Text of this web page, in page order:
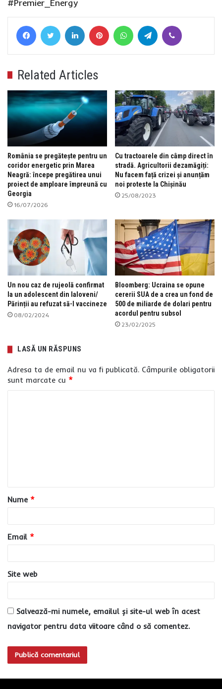
#Premier_Energy
FacebookTwitter LinkedIn Pinterest WhatsAppTelegram
Related Articles
România se pregătește pentru un
coridor energetic prin Marea
Neagră: începe pregătirea unui
proiect de amploare împreună cu
Georgia
16/07/2026
Cu tractoarele din câmp direct în
stradă. Agricultorii dezamăgiți:
Nu facem față crizei și anunțăm
noi proteste la Chișinău
25/08/2023
Un nou caz de rujeolă confirmat
la un adolescent din Ialoveni/
Părinții au refuzat să-l vaccineze
08/02/2024
Bloomberg: Ucraina se opune
cererii SUA de a crea un fond de
500 de miliarde de dolari pentru
acordul pentru subsol
23/02/2025
LASĂ UN RĂSPUNS
Adresa ta de email nu va fi publicată. Câmpurile obligatorii
sunt marcate cu *
a
r
u
*
Nume *
Email *
Site web
Salvează-mi numele, emailul și site-ul web în acest
navigator pentru data viitoare când o să comentez.